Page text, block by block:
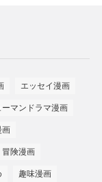
エッセイ漫画
ーマンドラマ漫画
画
冒険漫画
趣味漫画